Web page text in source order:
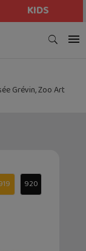
KIDS
Grévin, Zoo Art
920